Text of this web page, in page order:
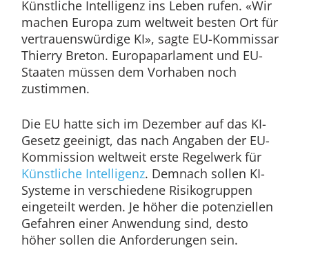
Künstliche Intelligenz ins Leben rufen. «Wir
machen Europa zum weltweit besten Ort für
vertrauenswürdige KI», sagte EU-Kommissar
Thierry Breton. Europaparlament und EU-
Staaten müssen dem Vorhaben noch
zustimmen.
Die EU hatte sich im Dezember auf das KI-
Gesetz geeinigt, das nach Angaben der EU-
Kommission weltweit erste Regelwerk für
Künstliche Intelligenz. Demnach sollen KI-
Systeme in verschiedene Risikogruppen
eingeteilt werden. Je höher die potenziellen
Gefahren einer Anwendung sind, desto
höher sollen die Anforderungen sein.